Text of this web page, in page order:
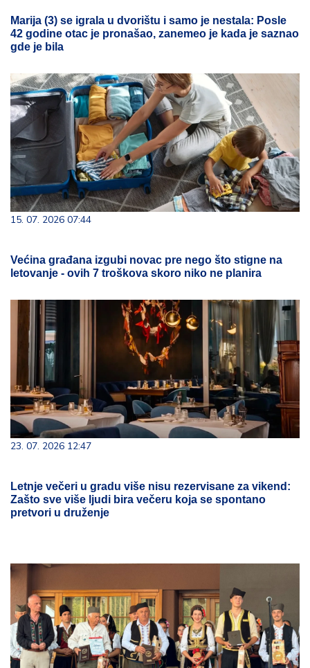
Marija (3) se igrala u dvorištu i samo je nestala: Posle
42 godine otac je pronašao, zanemeo je kada je saznao
gde je bila
15. 07. 2026 07:44
Većina građana izgubi novac pre nego što stigne na
letovanje - ovih 7 troškova skoro niko ne planira
23. 07. 2026 12:47
Letnje večeri u gradu više nisu rezervisane za vikend:
Zašto sve više ljudi bira večeru koja se spontano
pretvori u druženje